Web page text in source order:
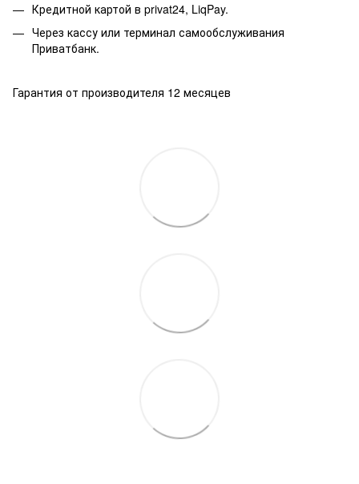
Кредитной картой в privat24, LiqPay.
Через кассу или терминал самообслуживания
Приватбанк.
Гарантия от производителя 12 месяцев